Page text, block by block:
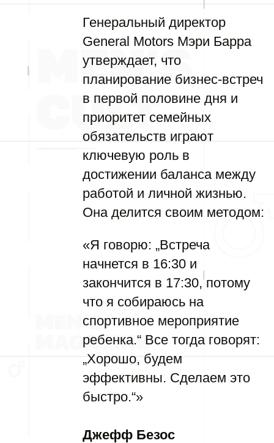
Генеральный директор
General Motors Мэри Барра
утверждает, что
планирование бизнес-встреч
в первой половине дня и
приоритет семейных
обязательств играют
ключевую роль в
достижении баланса между
работой и личной жизнью.
Она делится своим методом:
«Я говорю: „Встреча
начнется в 16:30 и
закончится в 17:30, потому
что я собираюсь на
спортивное мероприятие
ребенка.“ Все тогда говорят:
„Хорошо, будем
эффективны. Сделаем это
быстро.“»
Джефф Безос